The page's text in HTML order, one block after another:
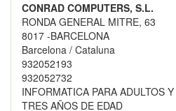
CONRAD COMPUTERS, S.L.
RONDA GENERAL MITRE, 63
8017 -BARCELONA
Barcelona / Cataluna
932052193
932052732
INFORMATICA PARA ADULTOS
TRES AÑOS DE EDAD